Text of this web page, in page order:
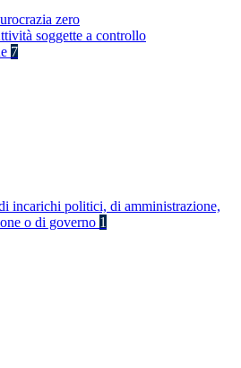
zero
soggette a controllo
7
incarichi politici, di amministrazione,
o di governo 1